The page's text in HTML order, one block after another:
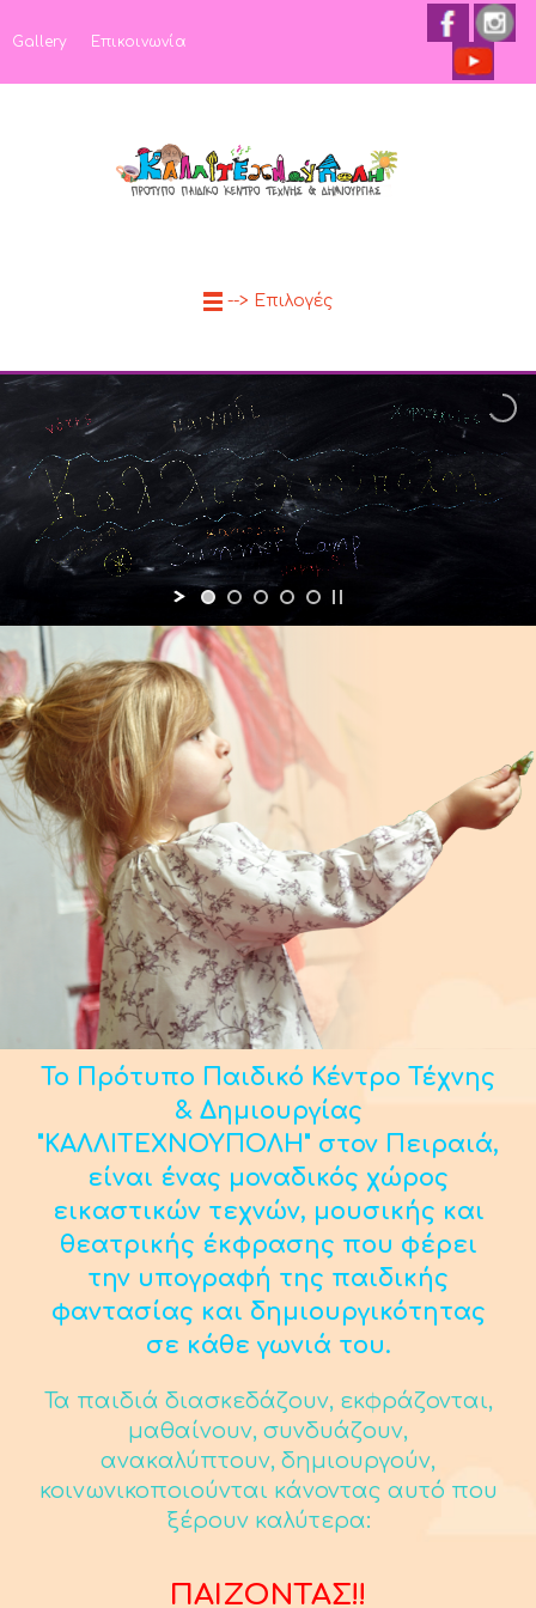
Gallery Επικοινωνία
--> Επιλογές
Το Πρότυπο Παιδικό Κέντρο Τέχνης
& Δημιουργίας
"ΚΑΛΛΙΤΕΧΝΟΥΠΟΛΗ" στον Πειραιά,
είναι ένας μοναδικός χώρος
εικαστικών τεχνών, μουσικής και
θεατρικής έκφρασης που φέρει
την υπογραφή της παιδικής
φαντασίας και δημιουργικότητας
σε κάθε γωνιά του.
Τα παιδιά διασκεδάζουν, εκφράζονται,
μαθαίνουν, συνδυάζουν,
ανακαλύπτουν, δημιουργούν,
κοινωνικοποιούνται κάνοντας αυτό που
ξέρουν καλύτερα:
ΠΑΙΖΟΝΤΑΣ!!